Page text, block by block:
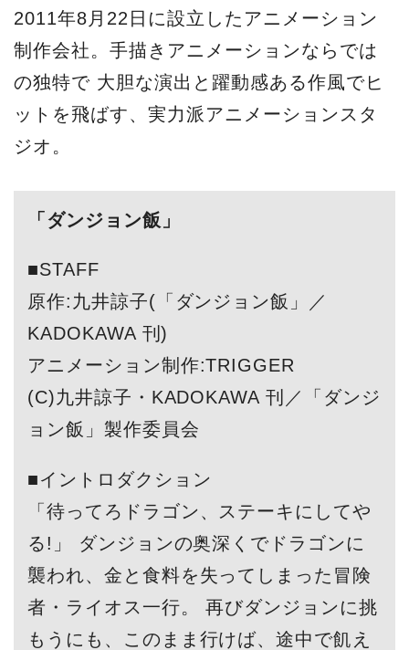
2011年8月22日に設立したアニメーション
制作会社。手描きアニメーションならでは
の独特で 大胆な演出と躍動感ある作風でヒ
ットを飛ばす、実力派アニメーションスタ
ジオ。
「ダンジョン飯」
■STAFF
原作:九井諒子(「ダンジョン飯」／
KADOKAWA 刊)
アニメーション制作:TRIGGER
(C)九井諒子・KADOKAWA 刊／「ダンジ
ョン飯」製作委員会
■イントロダクション
「待ってろドラゴン、ステーキにしてや
る!」 ダンジョンの奥深くでドラゴンに
襲われ、金と食料を失ってしまった冒険
者・ライオス一行。 再びダンジョンに挑
もうにも、このまま行けば、途中で飢え